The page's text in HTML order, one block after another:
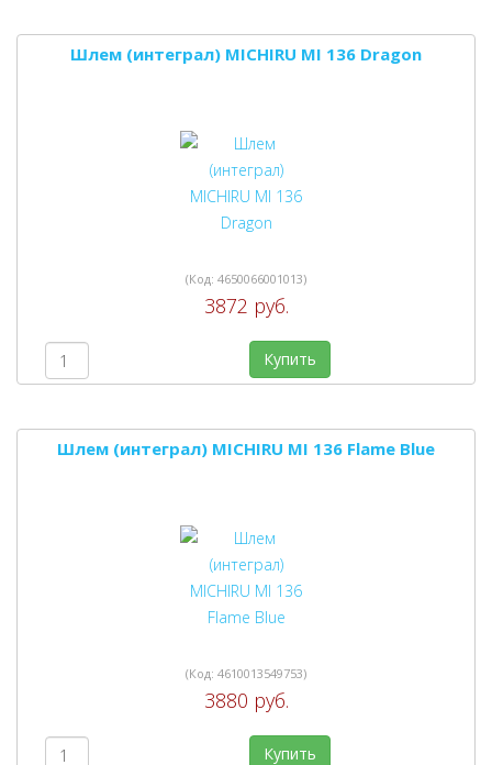
Шлем (интеграл) MICHIRU MI 136 Dragon
(Код: 4650066001013)
3872 руб.
Купить
Шлем (интеграл) MICHIRU MI 136 Flame Blue
(Код: 4610013549753)
3880 руб.
Купить